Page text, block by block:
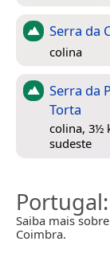
Serra da
colina
Serra da
Torta
colina, 3½
sudeste
Portugal
Saiba mais
Coimbra.